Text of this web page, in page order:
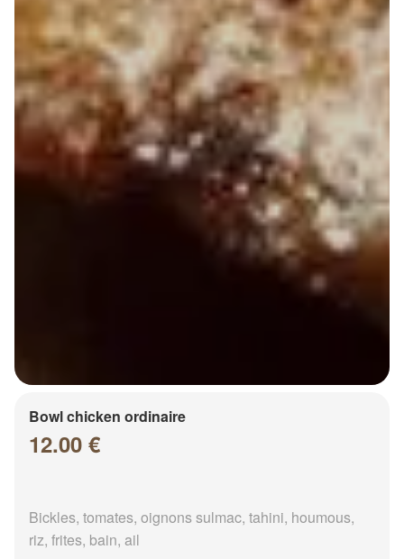
Bowl chicken ordinaire
12.00 €
Bickles, tomates, oignons sulmac, tahini, houmous,
riz, frites, bain, ail